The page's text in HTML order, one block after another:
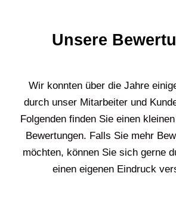
Unsere
Wir konnten über die Jahre
durch unser Mitarbeiter und
Folgenden finden Sie einen
Bewertungen. Falls Sie mehr
möchten, können Sie sich gerne
einen eigenen Eindruck